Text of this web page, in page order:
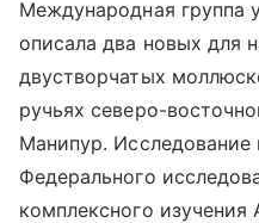
Международная группа
описала два новых для
двустворчатых
ручьях северо-
Манипур. Исследование
Федерального
комплексного